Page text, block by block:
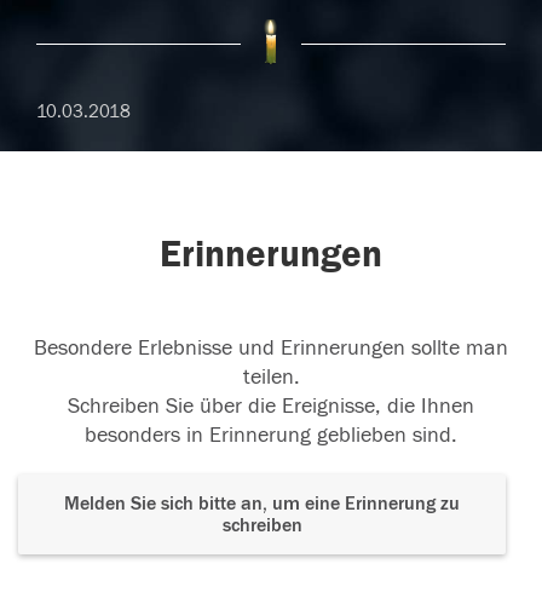
10.03.2018
Erinnerungen
Besondere Erlebnisse und Erinnerungen sollte man
teilen.
Schreiben Sie über die Ereignisse, die Ihnen
besonders in Erinnerung geblieben sind.
Melden Sie sich bitte an, um eine Erinnerung zu
schreiben